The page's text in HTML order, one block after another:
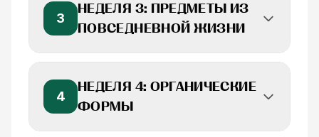
3
НЕДЕЛЯ 3: ПРЕДМЕТЫ ИЗ
ПОВСЕДНЕВНОЙ ЖИЗНИ
4
НЕДЕЛЯ 4: ОРГАНИЧЕСКИЕ
ФОРМЫ